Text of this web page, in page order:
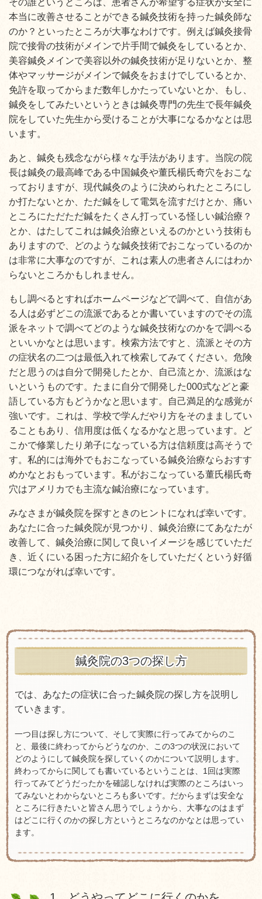
その誰というところは、患者さんが希望する症状が安全に
本当に改善させることができる鍼灸技術を持った鍼灸師な
のか？といったところが大事なわけです。例えば鍼灸接骨
院で接骨の技術がメインで片手間で鍼灸をしているとか、
美容鍼灸メインで美容以外の鍼灸技術が足りないとか、整
体やマッサージがメインで鍼灸をおまけでしているとか、
免許を取ってからまだ数年しかたっていないとか、もし、
鍼灸をしてみたいというときは鍼灸専門の先生で長年鍼灸
院をしていた先生から受けることが大事になるかなとは思
います。
あと、鍼灸も残念ながら様々な手法があります。当院の院
長は鍼灸の最高峰である中国鍼灸や董氏楊氏奇穴をおこな
っておりますが、現代鍼灸のように決められたところにし
か打たないとか、ただ鍼をして電気を流すだけとか、痛い
ところにただただ鍼をたくさん打っている怪しい鍼治療？
とか、はたしてこれは鍼灸治療といえるのかという技術も
ありますので、どのような鍼灸技術でおこなっているのか
は非常に大事なのですが、これは素人の患者さんにはわか
らないところかもしれません。
もし調べるとすればホームページなどで調べて、自信があ
る人は必ずどこの流派であるとか書いていますのでその流
派をネットで調べてどのような鍼灸技術なのかをで調べる
といいかなとは思います。検索方法ですと、流派とその方
の症状名の二つは最低入れて検索してみてください。危険
だと思うのは自分で開発したとか、自己流とか、流派はな
いというものです。たまに自分で開発した000式などと豪
語している方もどうかなと思います。自己満足的な感覚が
強いです。これは、学校で学んだやり方をそのまましてい
ることもあり、信用度は低くなるかなと思っています。ど
こかで修業したり弟子になっている方は信頼度は高そうで
す。私的には海外でもおこなっている鍼灸治療ならおすす
めかなとおも っています。私がおこなっている董氏楊氏奇
穴はアメリカでも主流な鍼治療になっています。
みなさまが鍼灸院を探すときのヒントになれば幸いです。
あなたに合った鍼灸院が見つかり、鍼灸治療にてあなたが
改善して、鍼灸治療に関して良いイメージを感じていただ
き、近くにいる困った方に紹介をしていただくという好循
環につながれば幸いです。
鍼灸院の3つの探し方
では、あなたの症状に合った鍼灸院の探し方を説明し
ていきます。
一つ目は探し方について、そして実際に行ってみてからのこ
と、最後に終わってからどうなのか、この3つの状況において
どのようにして鍼灸院を探していくのかについて説明します。
終わってからに関しても書いているということは、1回は実際
行ってみてどうだったかを確認しなければ実際のところはいっ
てみないとわからないところも多いです。だからまずは安全な
ところに行きたいと皆さん思うでしょうから、大事なのはまず
はどこに行くのかの探し方というところなのかなとは思ってい
ます。